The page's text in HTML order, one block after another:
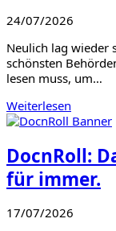
24/07/2026
Neulich lag wieder
schönsten
lesen muss, um…
Weiterlesen
DocnRoll:
für immer.
17/07/2026